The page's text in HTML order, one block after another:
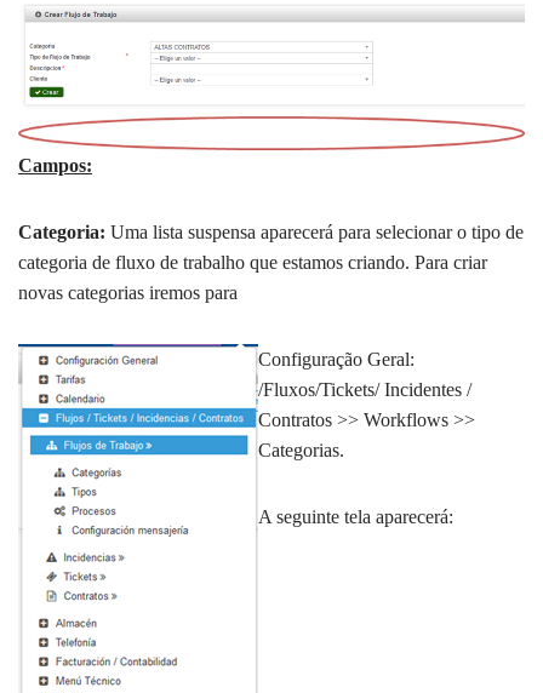
Campos:
Categoria: Uma lista suspensa aparecerá para selecionar o tipo de
categoria de fluxo de trabalho que estamos criando. Para criar
novas categorias iremos para
Configuração Geral:
/Fluxos/Tickets/ Incidentes /
Contratos >> Workflows >>
Categorias.
A seguinte tela aparecerá: